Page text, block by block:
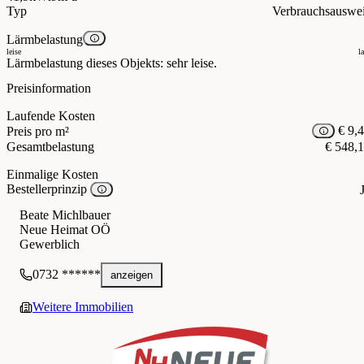
Kosten:
Miete inkl. BK und USt.:
Finanzierungsbeitrag:
Typ
Lärmbelastung
leise
Lärmbelastung dieses Objekts: sehr leise.
Preisinformation
Laufende Kosten
Preis pro m²
€
Gesamtbelastung
€
Einmalige Kosten
Bestellerprinzip
Beate Michlbauer
Neue Heimat OÖ
Gewerblich
0732 ****** anzeigen
Weitere Immobilien